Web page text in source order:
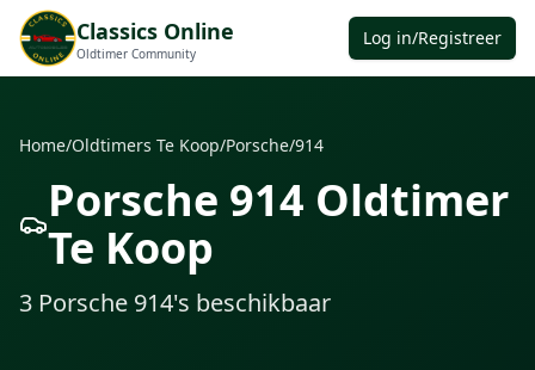
Classics Online
Oldtimer Community
Log in/Registreer
Home/Oldtimers Te Koop/Porsche/914
Porsche 914 Oldtimer
Te Koop
3 Porsche 914's beschikbaar